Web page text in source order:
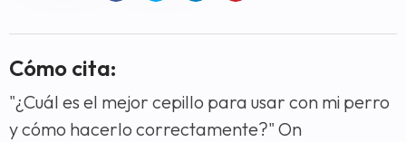
Cómo cita:
"¿Cuál es el mejor cepillo para usar con mi perro
y cómo hacerlo correctamente?" On